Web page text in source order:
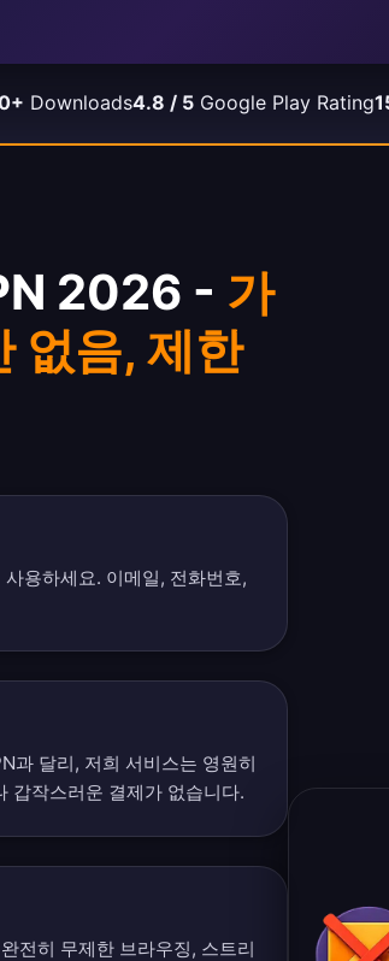
Downloads4.8 / 5 Google Play Rating
2026 - 가
없음, 제한
용하세요. 이메일, 전화번호,
과 달리, 저희 서비스는 영원히
갑작스러운 결제가 없습니다.
전히 무제한 브라우징, 스트리